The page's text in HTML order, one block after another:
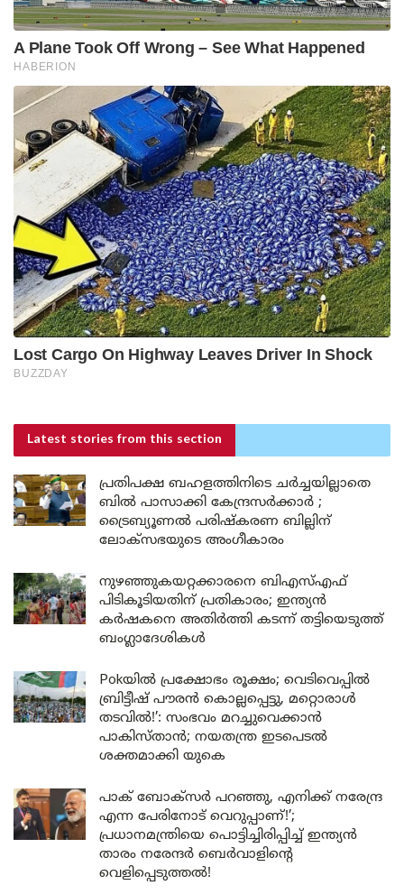
Latest stories from this section
പ്രതിപക്ഷ ബഹളത്തിനിടെ ചർച്ചയില്ലാതെ
ബിൽ പാസാക്കി കേന്ദ്രസർക്കാർ ;
ട്രൈബ്യൂണൽ പരിഷ്കരണ ബില്ലിന്
ലോക്‌സഭയുടെ അംഗീകാരം
നുഴഞ്ഞുകയറ്റക്കാരനെ ബിഎസ്എഫ്
പിടികൂടിയതിന് പ്രതികാരം; ഇന്ത്യൻ
കർഷകനെ അതിർത്തി കടന്ന് തട്ടിയെടുത്ത്
ബംഗ്ലാദേശികൾ
Pokയിൽ പ്രക്ഷോഭം രൂക്ഷം; വെടിവെപ്പിൽ
ബ്രിട്ടീഷ് പൗരൻ കൊല്ലപ്പെട്ടു, മറ്റൊരാൾ
തടവിൽ!’: സംഭവം മറച്ചുവെക്കാൻ
പാകിസ്താൻ; നയതന്ത്ര ഇടപെടൽ
ശക്തമാക്കി യുകെ
പാക് ബോക്സർ പറഞ്ഞു, എനിക്ക് നരേന്ദ്ര
എന്ന പേരിനോട് വെറുപ്പാണ്!’;
പ്രധാനമന്ത്രിയെ പൊട്ടിച്ചിരിപ്പിച്ച് ഇന്ത്യൻ
താരം നരേന്ദർ ബെർവാളിന്റെ
വെളിപ്പെടുത്തൽ!